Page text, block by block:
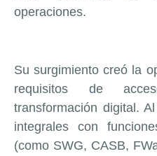
operaciones.
Su surgimiento creó la
requisitos de
transformación digital.
integrales con
(como SWG, CASB,